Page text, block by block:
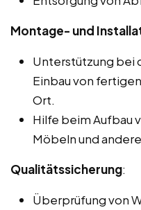
Montage- und
Unterstützung bei
Einbau von
Ort.
Hilfe beim Aufbau
Möbeln und
Qualitätssicherung:
Überprüfung von